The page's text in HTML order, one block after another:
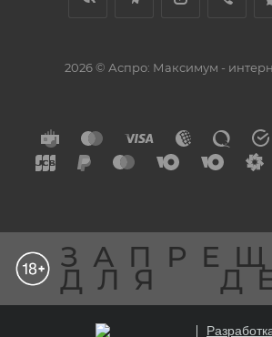
2026 © Аспро: Максимум -
ДЛЯ